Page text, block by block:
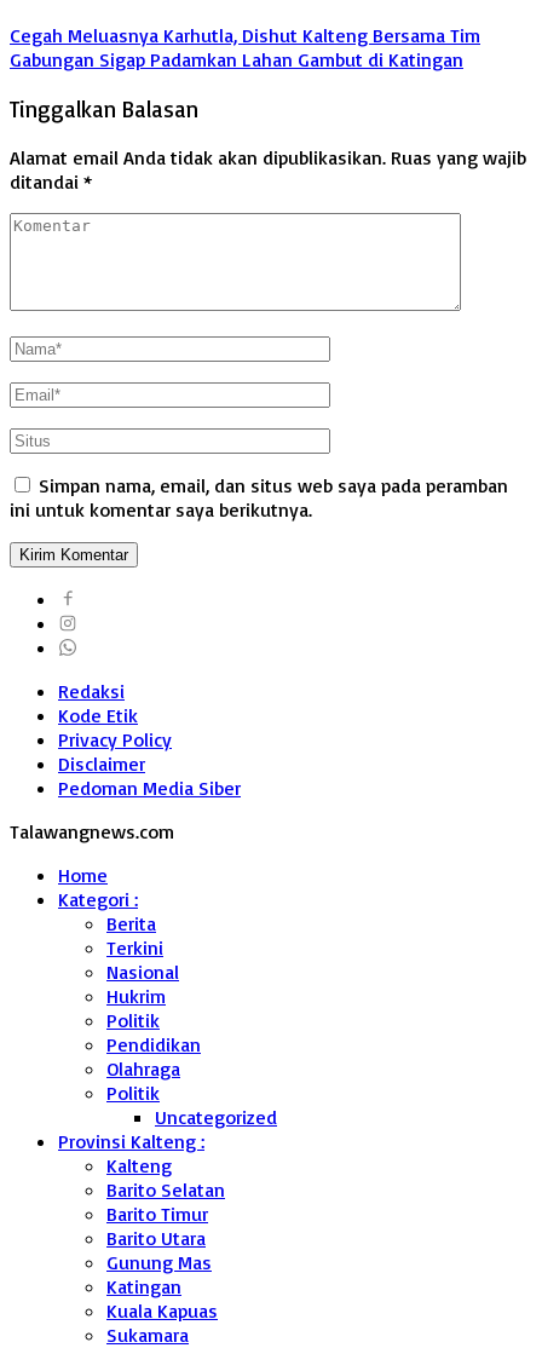
Cegah Meluasnya Karhutla, Dishut Kalteng Bersama Tim
Gabungan Sigap Padamkan Lahan Gambut di Katingan
Tinggalkan Balasan
Alamat email Anda tidak akan dipublikasikan. Ruas yang wajib
ditandai *
Simpan nama, email, dan situs web saya pada peramban
ini untuk komentar saya berikutnya.
Redaksi
Kode Etik
Privacy Policy
Disclaimer
Pedoman Media Siber
Talawangnews.com
Home
Kategori :
Berita
Terkini
Nasional
Hukrim
Politik
Pendidikan
Olahraga
Politik
Uncategorized
Provinsi Kalteng :
Kalteng
Barito Selatan
Barito Timur
Barito Utara
Gunung Mas
Katingan
Kuala Kapuas
Sukamara